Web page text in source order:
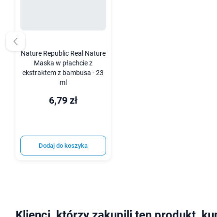
Nature Republic Real Nature
Maska w płachcie z
ekstraktem z bambusa - 23
ml
6,79 zł
Dodaj do koszyka